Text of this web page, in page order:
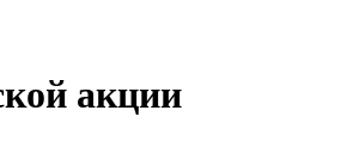
акции